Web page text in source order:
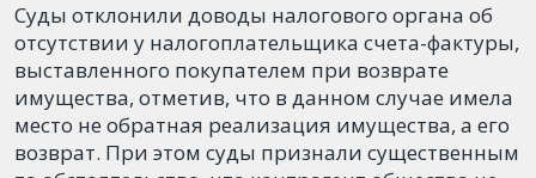
Суды отклонили доводы налогового органа об
отсутствии у налогоплательщика счета-фактуры,
выставленного покупателем при возврате
имущества, отметив, что в данном случае имела
место не обратная реализация имущества, а его
возврат. При этом суды признали существенным